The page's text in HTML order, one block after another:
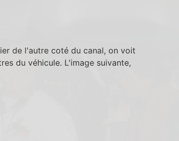
de l'autre coté du canal, on voit
du véhicule. L'image suivante,